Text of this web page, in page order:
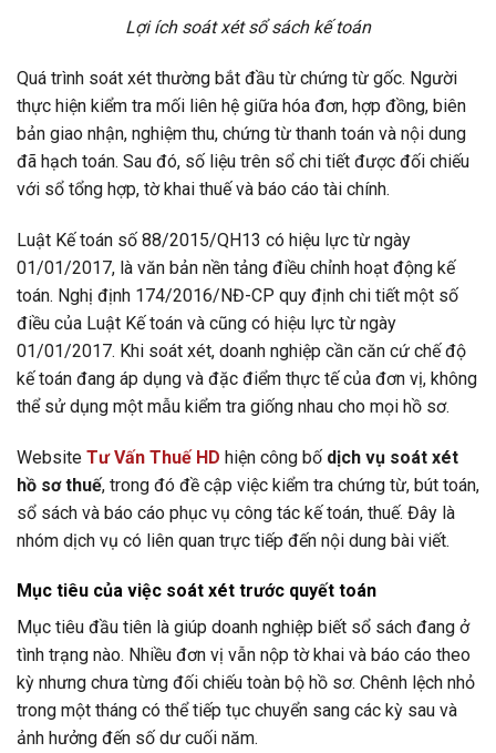
Lợi ích soát xét sổ sách kế toán
Quá trình soát xét thường bắt đầu từ chứng từ gốc. Người
thực hiện kiểm tra mối liên hệ giữa hóa đơn, hợp đồng, biên
bản giao nhận, nghiệm thu, chứng từ thanh toán và nội dung
đã hạch toán. Sau đó, số liệu trên sổ chi tiết được đối chiếu
với sổ tổng hợp, tờ khai thuế và báo cáo tài chính.
Luật Kế toán số 88/2015/QH13 có hiệu lực từ ngày
01/01/2017, là văn bản nền tảng điều chỉnh hoạt động kế
toán. Nghị định 174/2016/NĐ-CP quy định chi tiết một số
điều của Luật Kế toán và cũng có hiệu lực từ ngày
01/01/2017. Khi soát xét, doanh nghiệp cần căn cứ chế độ
kế toán đang áp dụng và đặc điểm thực tế của đơn vị, không
thể sử dụng một mẫu kiểm tra giống nhau cho mọi hồ sơ.
Website Tư Vấn Thuế HD hiện công bố dịch vụ soát xét
hồ sơ thuế, trong đó đề cập việc kiểm tra chứng từ, bút toán,
sổ sách và báo cáo phục vụ công tác kế toán, thuế. Đây là
nhóm dịch vụ có liên quan trực tiếp đến nội dung bài viết.
Mục tiêu của việc soát xét trước quyết toán
Mục tiêu đầu tiên là giúp doanh nghiệp biết sổ sách đang ở
tình trạng nào. Nhiều đơn vị vẫn nộp tờ khai và báo cáo theo
kỳ nhưng chưa từng đối chiếu toàn bộ hồ sơ. Chênh lệch nhỏ
trong một tháng có thể tiếp tục chuyển sang các kỳ sau và
ảnh hưởng đến số dư cuối năm.